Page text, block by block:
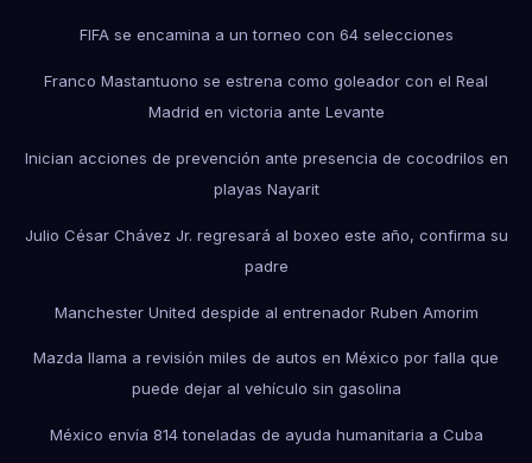
FIFA se encamina a un torneo con 64 selecciones
Franco Mastantuono se estrena como goleador con el Real
Madrid en victoria ante Levante
Inician acciones de prevención ante presencia de cocodrilos en
playas Nayarit
Julio César Chávez Jr. regresará al boxeo este año, confirma su
padre
Manchester United despide al entrenador Ruben Amorim
Mazda llama a revisión miles de autos en México por falla que
puede dejar al vehículo sin gasolina
México envía 814 toneladas de ayuda humanitaria a Cuba